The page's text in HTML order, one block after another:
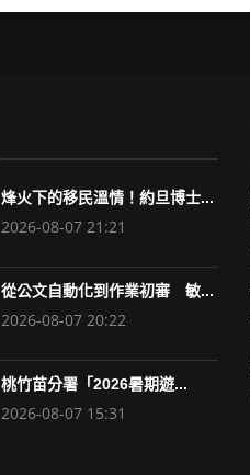
烽火下的移民溫情！約旦博士...
2026-08-07 21:21
從公文自動化到作業初審 敏...
2026-08-07 20:22
桃竹苗分署「2026暑期遊...
2026-08-07 15:31